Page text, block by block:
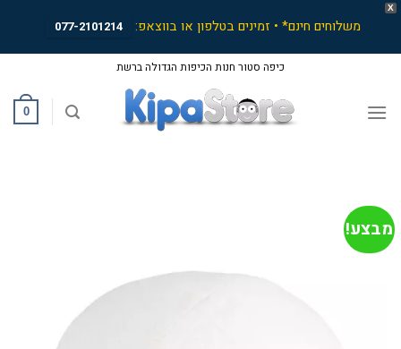
X
משלוחים חינם* • זמינים בטלפון או בווצאפ: 077-2101214
content
כיפה סטור חנות הכיפות הגדולה ברשת
0
מבצע!